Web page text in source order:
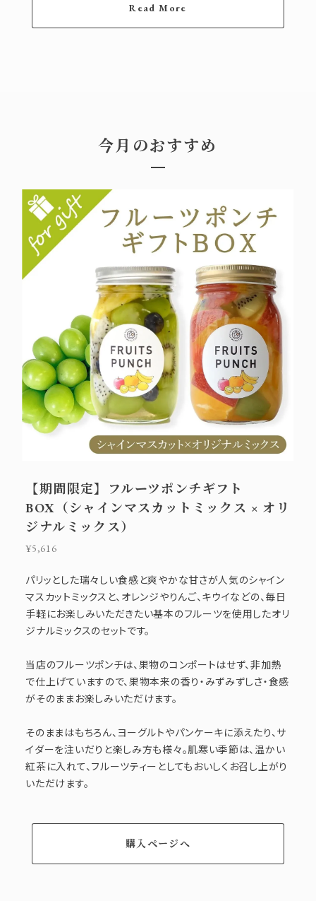
Read More
今月のおすすめ
【期間限定】フルーツポンチギフト
BOX（シャインマスカットミックス × オリ
ジナルミックス）
¥5,616
パリッとした瑞々しい食感と爽やかな甘さが人気のシャイン
マスカットミックスと、オレンジやりんご、キウイなどの、毎日
手軽にお楽しみいただきたい基本のフルーツを使用したオリ
ジナルミックスのセットです。
当店のフルーツポンチは、果物のコンポートはせず、非加熱
で仕上げていますので、果物本来の香り・みずみずしさ・食感
がそのままお楽しみいただけます。
そのままはもちろん、ヨーグルトやパンケーキに添えたり、サ
イダーを注いだりと楽しみ方も様々。肌寒い季節は、温かい
紅茶に入れて、フルーツティーとしてもおいしくお召し上がり
いただけます。
購入ページへ